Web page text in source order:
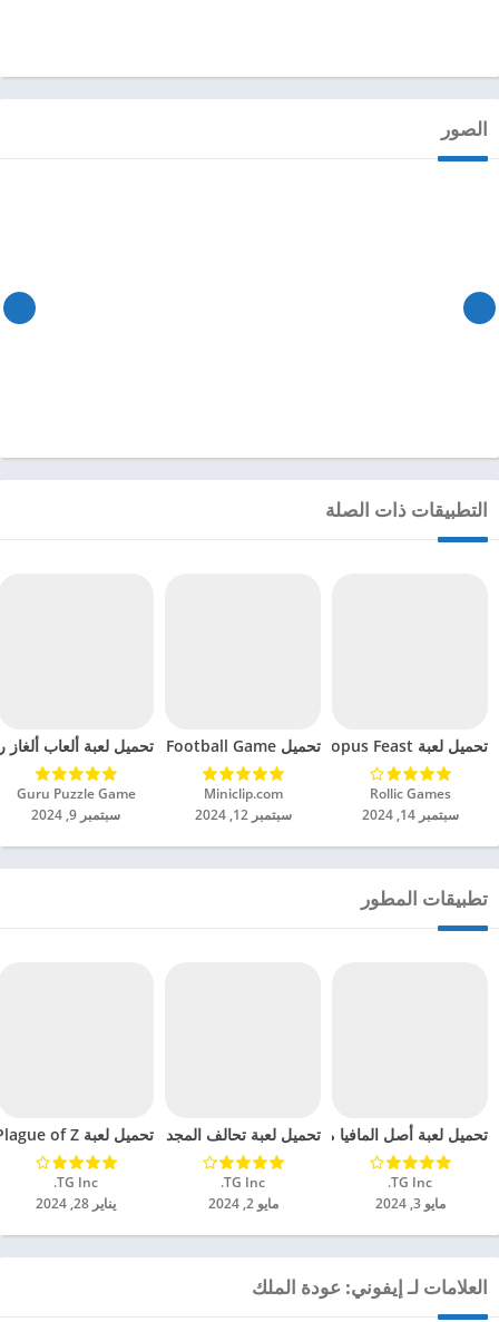
الصور
التطبيقات ذات الصلة
تحميل لعبة Octopus Feast مهكرة للاندرويد 2024
Rollic Games‏
سبتمبر 14, 2024
تحميل Soccer Hero PvP Football Game مهكرة للاندرويد 2024
Miniclip.com‏
سبتمبر 12, 2024
تحميل لعبة ألعاب ألغاز
Guru Puzzle Game‏
سبتمبر 9, 2024
تطبيقات المطور
تحميل لعبة أصل المافيا مهكرة للاندرويد 2024
TG Inc.‏
مايو 3, 2024
تحميل لعبة تحالف المجد مهكرة للاندرويد 2024
TG Inc.‏
مايو 2, 2024
تحميل لعبة Plague of Z مهكرة للاندرويد 2024
TG Inc.‏
يناير 28, 2024
العلامات لـ إيفوني: عودة الملك